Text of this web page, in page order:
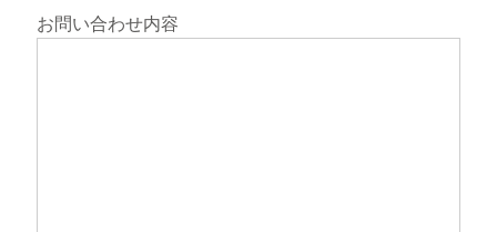
お問い合わせ内容